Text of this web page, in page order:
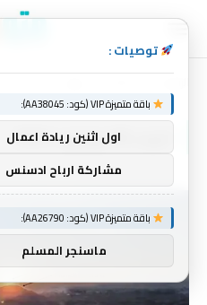
28 يوليو، 2024
توصيات :
باقة متميزة VIP (كود: AA38045):
اول اثنين ريادة اعمال
مشاركة ارباح ادسنس
باقة متميزة VIP (كود: AA26790):
ماسنجر المسلم